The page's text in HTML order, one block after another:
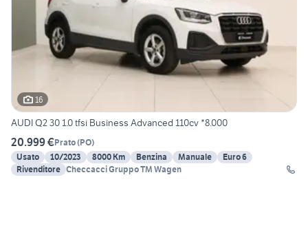
16
AUDI Q2 30 1.0 tfsi Business Advanced 110cv *8.000
20.999 €Prato(PO)
Usato
10/2023 8000 Km Benzina Manuale
Euro 6
Rivenditore Checcacci Gruppo TM Wagen